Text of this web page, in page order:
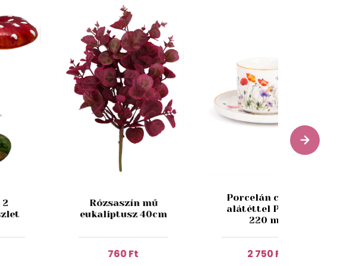
2
Rózsaszín mű
eukaliptusz 40cm
760 Ft
Porcelán csésze
alátéttel Pipacs
220 ml
2 750 Ft